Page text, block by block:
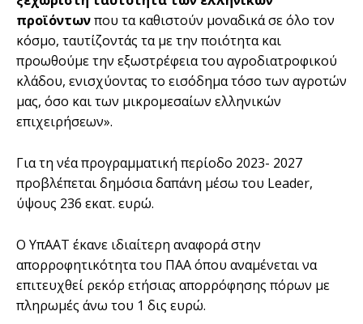
προϊόντωνπου τα καθιστούν μοναδικά σε όλο τον
κόσμο, ταυτίζοντάς τα με την ποιότητα και
προωθούμε την εξωστρέφεια του αγροδιατροφικού
κλάδου, ενισχύοντας το εισόδημα τόσο των αγροτών
μας, όσο και των μικρομεσαίων ελληνικών
επιχειρήσεων».
Για τη νέα προγραμματική περίοδο 2023- 2027
προβλέπεται δημόσια δαπάνη μέσω του Leader,
ύψους 236 εκατ. ευρώ.
Ο ΥπΑΑΤ έκανε ιδιαίτερη αναφορά στην
απορροφητικότητα του ΠΑΑ όπου αναμένεται να
επιτευχθεί ρεκόρ ετήσιας απορρόφησης πόρων με
πληρωμές άνω του 1 δις ευρώ.